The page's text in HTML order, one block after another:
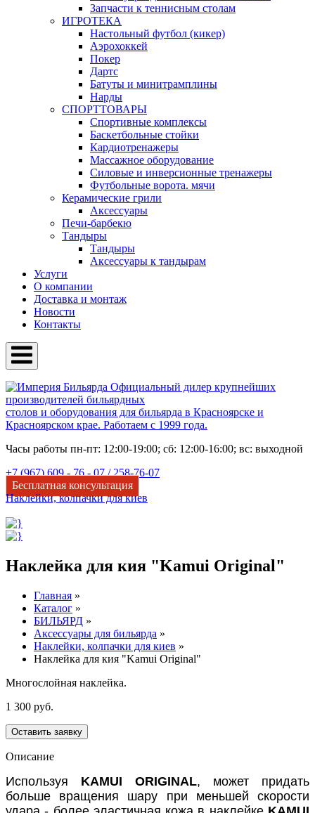
Запчасти к теннисным столам
ИГРОТЕКА
Настольный футбол (кикер)
Аэрохоккей
Покер
Дартс
Батуты и минитрамплины
Нарды
СПОРТТОВАРЫ
Спортивные комплексы
Баскетбольные стойки
Кардиотренажеры
Массажное оборудование
Силовые и инверсионные тренажеры
Футбольные ворота. мячи
Керамические грили
Аксессуары
Печи-барбекю
Тандыры
Тандыры
Аксессуары к тандырам
Услуги
О компании
Доставка и монтаж
Новости
Контакты
Официальный дилер крупнейших
производителей бильярдных
столов и оборудования для бильярда в Красноярске и
Красноярском крае. Работаем с 1999 года.
Часы работы пн-пт: 12:00-19:00; сб: 12:00-16:00; вс: выходной
+7 (967) 609 - 76 - 07 /258-76-07
Бесплатная консультация
Наклейки, колпачки для киев
Наклейка для кия "Kamui Original"
Главная »
Каталог »
БИЛЬЯРД »
Аксессуары для бильярда »
Наклейки, колпачки для киев »
Наклейка для кия "Kamui Original"
Многослойная наклейка.
1 300 руб.
Оставить заявку
Описание
Используя KAMUI ORIGINAL, может придать
больше вращения шару при меньшей скорости